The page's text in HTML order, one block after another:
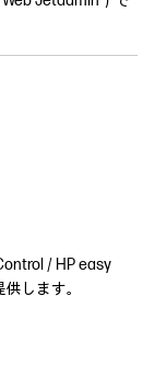
/ HP easy
します。